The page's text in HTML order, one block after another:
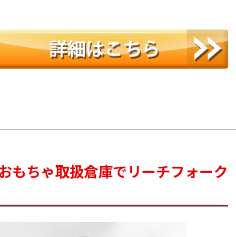
もちゃ取扱倉庫でリーチフォーク